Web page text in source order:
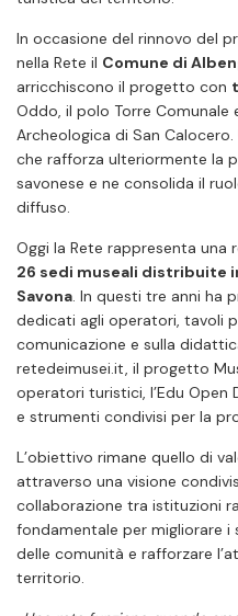
In occasione del rinnovo del
nella Rete il Comune di
arricchiscono il progetto con
Oddo, il polo Torre Comunale
Archeologica di San
che rafforza ulteriormente la
savonese e ne consolida il
diffuso.
Oggi la Rete rappresenta una
26 sedi museali distribuite
Savona. In questi tre anni ha
dedicati agli operatori, tavoli
comunicazione e sulla
retedeimusei.it, il progetto
operatori turistici, l’Edu
e strumenti condivisi per la
L’obiettivo rimane quello di
attraverso una visione
collaborazione tra istituzioni
fondamentale per migliorare i
delle comunità e rafforzare
territorio.